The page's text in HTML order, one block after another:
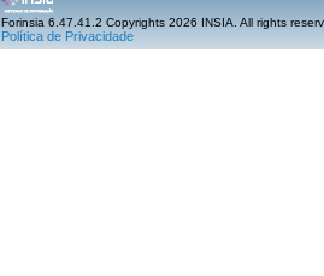
Forinsia 6.47.41.2 Copyrights 2026 INSIA. All rights
Política de Privacidade